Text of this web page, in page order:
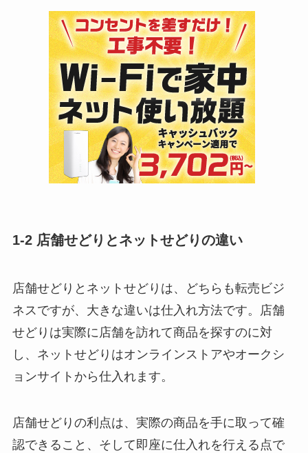
1-2 店舗せどりとネットせどりの違い
店舗せどりとネットせどりは、どちらも転売ビジ
ネスですが、大きな違いは仕入れ方法です。店舗
せどりは実際に店舗を訪れて商品を探すのに対
し、ネットせどりはオンラインストアやオークシ
ョンサイトから仕入れます。
店舗せどりの利点は、実際の商品を手に取って確
認できること、そして即座に仕入れを行える点で